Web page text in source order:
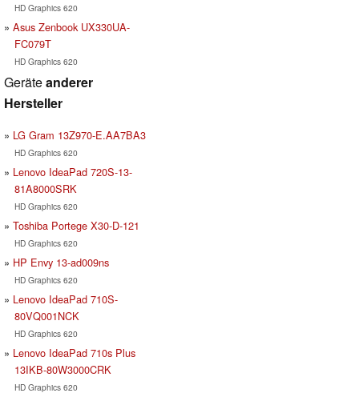
HD Graphics 620
Asus Zenbook UX330UA-
FC079T
HD Graphics 620
Geräteanderer
Hersteller
LG Gram 13Z970-E.AA7BA3
HD Graphics 620
Lenovo IdeaPad 720S-13-
81A8000SRK
HD Graphics 620
Toshiba Portege X30-D-121
HD Graphics 620
HP Envy 13-ad009ns
HD Graphics 620
Lenovo IdeaPad 710S-
80VQ001NCK
HD Graphics 620
Lenovo IdeaPad 710s Plus
13IKB-80W3000CRK
HD Graphics 620